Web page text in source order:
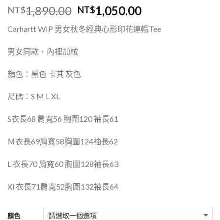
NT$1,890.00 NT$1,050.00
Carhartt WIP 男女秋冬經典心形印花連帽Tee
男女同款，內裡加絨
顏色：黑色 卡其 灰色
尺碼：S M L XL
S衣長68 肩寬56 胸圍120 袖長61
Ｍ衣長69肩寬58胸圍124袖長62
L 衣長70 肩寬60 胸圍128袖長63
Xl 衣長71肩寬52胸圍132袖長64
顏色